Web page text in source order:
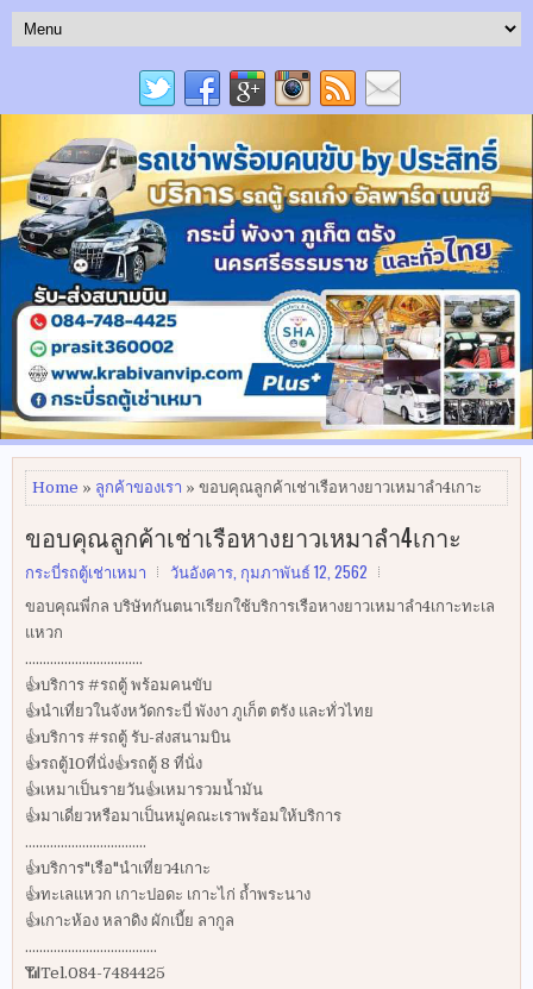
Home » ลูกค้าของเรา » ขอบคุณลูกค้าเช่าเรือหางยาวเหมาลำ4เกาะ
ขอบคุณลูกค้าเช่าเรือหางยาวเหมาลำ4เกาะ
กระบี่รถตู้เช่าเหมา วันอังคาร, กุมภาพันธ์ 12, 2562
ขอบคุณพี่กล บริษัทกันตนาเรียกใช้บริการเรือหางยาวเหมาลำ4เกาะทะเล
แหวก
.................................
👍บริการ #รถตู้ พร้อมคนขับ
👍นำเที่ยวในจังหวัดกระบี่ พังงา ภูเก็ต ตรัง และทั่วไทย
👍บริการ #รถตู้ รับ-ส่งสนามบิน
👍รถตู้10ที่นั่ง👍รถตู้ 8 ที่นั่ง
👍เหมาเป็นรายวัน👍เหมารวมน้ำมัน
👍มาเดี่ยวหรือมาเป็นหมู่คณะเราพร้อมให้บริการ
..................................
👍บริการ"เรือ"นำเที่ยว4เกาะ
👍ทะเลแหวก เกาะปอดะ เกาะไก่ ถ้ำพระนาง
👍เกาะห้อง หลาดิง ผักเบี้ย ลากูล
.....................................
📶Tel.084-7484425